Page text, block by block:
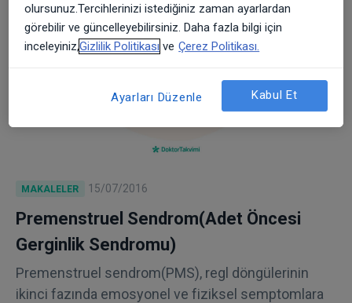
MAKALELER 15/07/2016
Premenstruel Sendrom(Adet Öncesi
Gerginlik Sendromu)
Premenstruel sendrom(PMS), regl döngülerinin
ikinci fazında emosyonel ve fiziksel semptomlara
olursunuz.Tercihlerinizi istediğiniz zaman ayarlardan
görebilir ve güncelleyebilirsiniz. Daha fazla bilgi için
inceleyiniz,Gizlilik Politikası ve Çerez Politikası.
Ayarları Düzenle Kabul Et